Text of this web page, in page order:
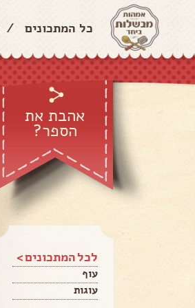
כל המתכונים /
אהבת את
הספר?
לכל המתכונים >
עוף
עוגות